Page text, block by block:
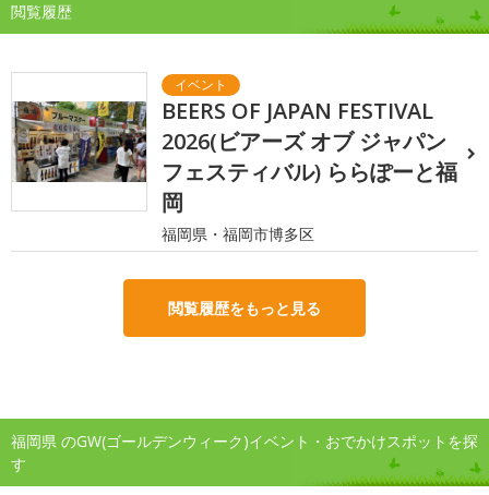
閲覧履歴
BEERS OF JAPAN FESTIVAL
2026(ビアーズ オブ ジャパン
フェスティバル) ららぽーと福
岡
福岡県・福岡市博多区
閲覧履歴をもっと見る
福岡県 のGW(ゴールデンウィーク)イベント・おでかけスポットを探
す